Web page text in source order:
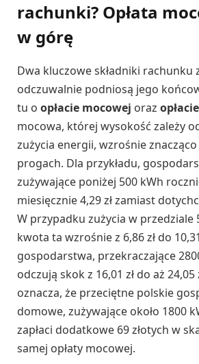
rachunki? Opłata
w górę
Dwa kluczowe składniki rachunku
odczuwalnie podniosą jego
tu o opłacie mocowej oraz
mocowa, której wysokość zależy
zużycia energii, wzrośnie
progach. Dla przykładu,
zużywające poniżej 500 kWh
miesięcznie 4,29 zł zamiast
W przypadku zużycia w przedziale
kwota ta wzrośnie z 6,86 zł do
gospodarstwa, przekraczające
odczują skok z 16,01 zł do aż 24,05
oznacza, że przeciętne polskie
domowe, zużywające około 1800
zapłaci dodatkowe 69 złotych w
samej opłaty mocowej.